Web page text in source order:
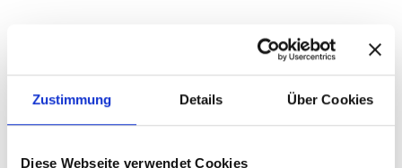
Zustimmung Details Über Cookies
Diese Webseite verwendet Cookies